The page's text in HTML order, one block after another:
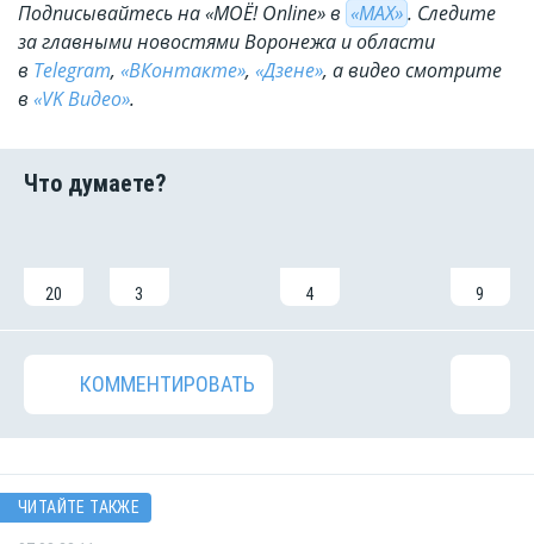
Подписывайтесь на «МОЁ! Online» в «МАХ». Cледите
за главными новостями Воронежа и области
в Telegram, «ВКонтакте», «Дзене», а видео смотрите
в «VK Видео».
20 3 4 9
КОММЕНТИРОВАТЬ
ЧИТАЙТЕ ТАКЖЕ